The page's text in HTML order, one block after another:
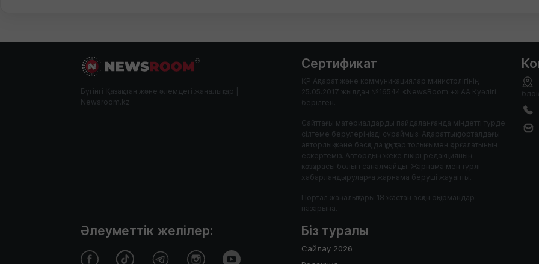
Бүгінгі Қазақстан және әлемдегі жаңалықтар |
Newsroom.kz
Сертификат
ҚР Ақпарат және коммуникациялар министрлігінің
25.05.2017 жылдан №16544 «NewsRoom +» АА Куәлігі
берілген.
Сайттағы материалдарды пайдаланғанда міндетті түрде
сілтеме берулеріңізді сұраймыз. Ақпараттық порталдағы
авторлық және басқа да құқықтар толығымен қорғалатынын
ескертеміз. Автордың жеке пікірі редакцияның
көзқарасы болып саналмайды. Жарнама мен түрлі
хабарландыруларға жарнама беруші жауапты.
Портал жаңалықтары 18 жастан асқан оқырмандар
назарына.
Біз туралы
Сайлау 2026
Әлеуметтік желілер: